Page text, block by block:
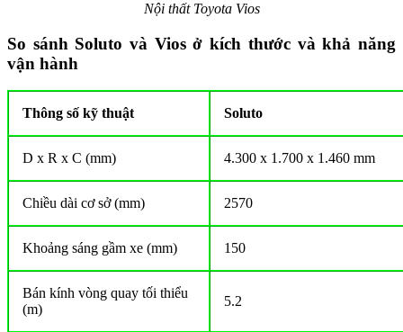
Nội thất Toyota Vios
So sánh Soluto và Vios ở kích thước và khả năng
vận hành
Thông số kỹ thuật Soluto
D x R x C (mm) 4.300 x 1.700 x 1.460 mm
Chiều dài cơ sở (mm) 2570
Khoảng sáng gầm xe (mm) 150
Bán kính vòng quay tối thiểu
(m)
5.2